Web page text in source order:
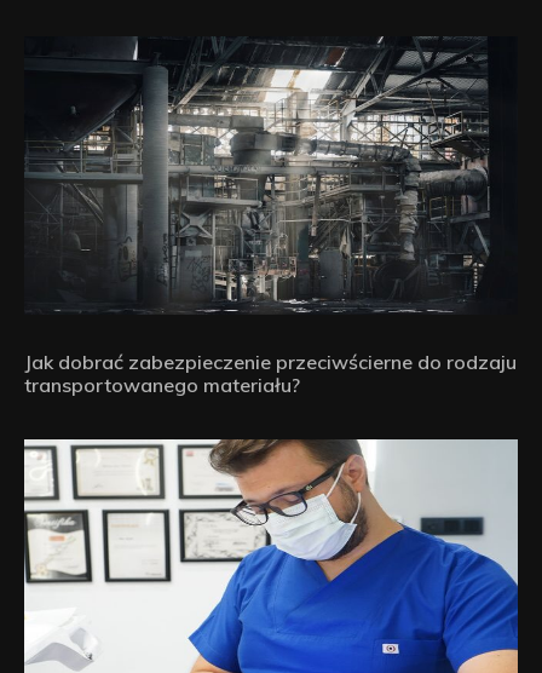
Jak dobrać zabezpieczenie przeciwścierne do rodzaju
transportowanego materiału?